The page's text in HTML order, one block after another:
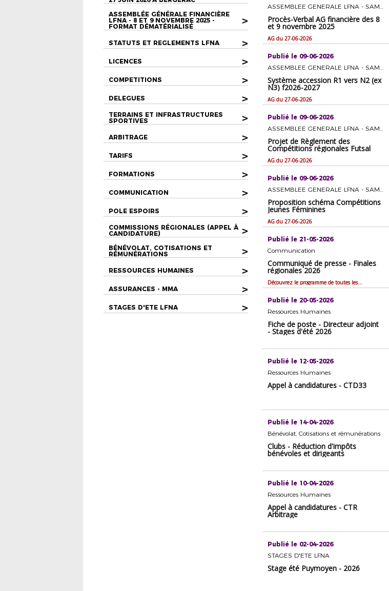
ASSEMBLÉE GÉNÉRALE FINANCIÈRE
LFNA - 8 ET 9 NOVEMBRE 2025 -
FORMAT DÉMATÉRIALISÉ
>
STATUTS ET REGLEMENTS LFNA >
LICENCES >
COMPETITIONS >
DELEGUES >
TERRAINS ET INFRASTRUCTURES
SPORTIVES
>
ARBITRAGE >
TARIFS >
FORMATIONS >
COMMUNICATION >
POLE ESPOIRS >
COMMISSIONS RÉGIONALES (APPEL À
CANDIDATURE)
>
BÉNÉVOLAT, COTISATIONS ET
RÉMUNÉRATIONS
>
RESSOURCES HUMAINES >
ASSURANCES - MMA >
STAGES D'ETE LFNA >
ASSEMBLEE GENERALE LFNA - SAMEDI 27 JUIN 2026 A BERGERAC
Procès-Verbal AG financière des 8
et 9 novembre 2025
AG du 27-06-2026
Publié le 09-06-2026
ASSEMBLEE GENERALE LFNA - SAMEDI 27 JUIN 2026 A BERGERAC
Système accession R1 vers N2 (ex
N3) f2026-2027
AG du 27-06-2026
Publié le 09-06-2026
ASSEMBLEE GENERALE LFNA - SAMEDI 27 JUIN 2026 A BERGERAC
Projet de Règlement des
Compétitions régionales Futsal
AG du 27-06-2026
Publié le 09-06-2026
ASSEMBLEE GENERALE LFNA - SAMEDI 27 JUIN 2026 A BERGERAC
Proposition schéma Compétitions
Jeunes Féminines
AG du 27-06-2026
Publié le 21-05-2026
Communication
Communiqué de presse - Finales
régionales 2026
Découvrez le programme de toutes les finales régionales 2026 de la LFNA
Publié le 20-05-2026
Ressources Humaines
Fiche de poste - Directeur adjoint
- Stages d'été 2026
Publié le 12-05-2026
Ressources Humaines
Appel à candidatures - CTD33
Publié le 14-04-2026
Bénévolat, Cotisations et rémunérations
Clubs - Réduction d'impôts
bénévoles et dirigeants
Publié le 10-04-2026
Ressources Humaines
Appel à candidatures - CTR
Arbitrage
Publié le 02-04-2026
STAGES D'ETE LFNA
Stage été Puymoyen - 2026